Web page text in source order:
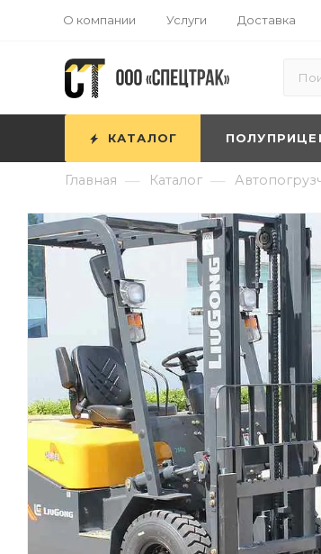
О компании Услуги Доставка
КАТАЛОГ
Главная — Каталог —